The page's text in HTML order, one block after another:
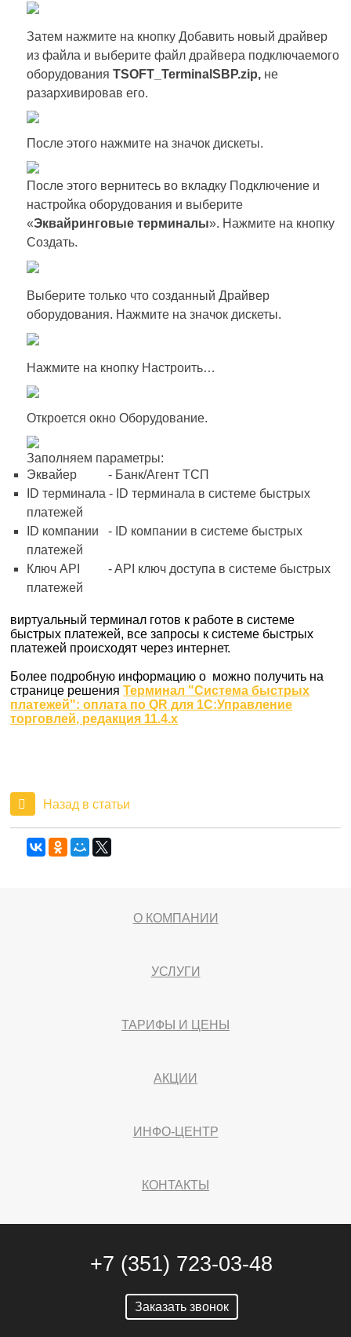
Затем нажмите на кнопку Добавить новый драйвер
из файла и выберите файл драйвера подключаемого
оборудованияTSOFT_TerminalSBP.zip, не
разархивировав его.
После этого нажмите на значок дискеты.
После этого вернитесь во вкладку Подключение и
настройка оборудования и выберите
«Эквайринговые терминалы». Нажмите на кнопку
Создать.
Выберите только что созданный Драйвер
оборудования. Нажмите на значок дискеты.
Нажмите на кнопку Настроить…
Откроется окно Оборудование.
Заполняем параметры:
Эквайер - Банк/Агент ТСП
ID терминала - ID терминала в системе быстрых
платежей
ID компании - ID компании в системе быстрых
платежей
Ключ API - API ключ доступа в системе быстрых
платежей
виртуальный терминал готов к работе в системе
быстрых платежей, все запросы к системе быстрых
платежей происходят через интернет.
Более подробную информацию о можно получить на
странице решенияТерминал "Система быстрых
платежей": оплата по QR для 1С:Управление
торговлей, редакция 11.4.х
Назад в статьи
О КОМПАНИИ
УСЛУГИ
ТАРИФЫ И ЦЕНЫ
АКЦИИ
ИНФО-ЦЕНТР
КОНТАКТЫ
+7 (351) 723-03-48
Заказать звонок